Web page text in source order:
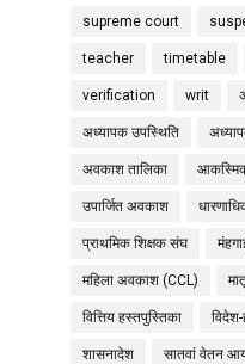
supreme court
teacher timetable
verification writ
अध्यापक उपस्थिति
अवकाश तालिका
उपार्जित अवकाश
प्राथमिक शिक्षक संघ
महिला अवकाश (CCL)
वित्तिय हस्तपुस्तिका
शासनादेश सातवां वेतन